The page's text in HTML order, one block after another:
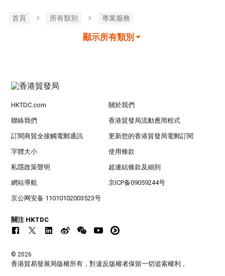
首頁 所有類別 專業服務
顯示所有類別
HKTDC.com 關於我們
聯絡我們 香港貿發局流動應用程式
訂閱商貿全接觸電郵通訊 更新您的香港貿發局電郵訂閱
字體大小 使用條款
私隱政策聲明 超連結條款及細則
網站導航 京ICP备09059244号
京公网安备 11010102003523号
關注 HKTDC
© 2026
香港貿易發展局版權所有，對違反版權者保留一切追索權利 。